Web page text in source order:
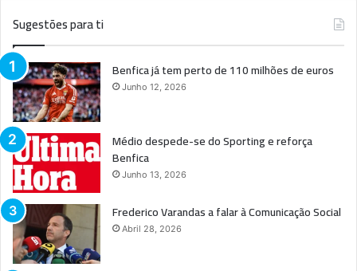
Sugestões para ti
Benfica já tem perto de 110 milhões de euros
Junho 12, 2026
Médio despede-se do Sporting e reforça
Benfica
Junho 13, 2026
Frederico Varandas a falar à Comunicação Social
Abril 28, 2026